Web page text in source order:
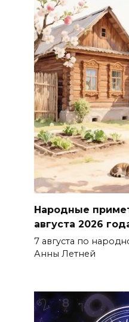
Народные
августа 2026
7 августа по
Анны Летней